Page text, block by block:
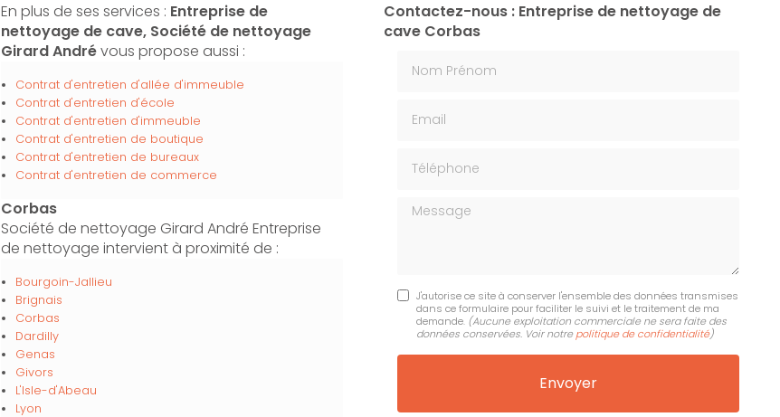
En plus de ses services : Entreprise de
nettoyage de cave, Société de nettoyage
Girard Andrévous propose aussi :
Contrat d'entretien d'allée d'immeuble
Contrat d'entretien d'école
Contrat d'entretien d'immeuble
Contrat d'entretien de boutique
Contrat d'entretien de bureaux
Contrat d'entretien de commerce
Corbas
Société de nettoyage Girard André Entreprise
de nettoyage intervient à proximité de :
Bourgoin-Jallieu
Brignais
Corbas
Dardilly
Genas
Givors
L'Isle-d'Abeau
Lyon
Contactez-nous : Entreprise de nettoyage de
cave Corbas
Message
J'autorise ce site à conserver l'ensemble des données transmises
dans ce formulaire pour faciliter le suivi et le traitement de ma
demande. (Aucune exploitation commerciale ne sera faite des
données conservées. Voir notre politique de confidentialité)